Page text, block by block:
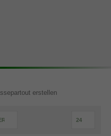
erstellen